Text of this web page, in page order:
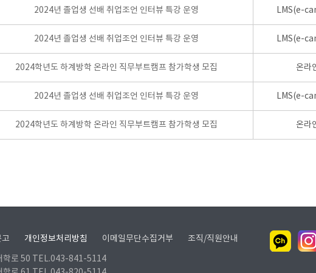
2024년 졸업생 선배 취업조언 인터뷰 특강 운영 LMS(e-
2024년 졸업생 선배 취업조언 인터뷰 특강 운영 LMS(e-
2024학년도 하계방학 온라인 직무부트캠프 참가학생 모집 온라
2024년 졸업생 선배 취업조언 인터뷰 특강 운영 LMS(e-
2024학년도 하계방학 온라인 직무부트캠프 참가학생 모집 온라
개인정보처리방침 이메일무단수집거부 조직/직원안내
학로 50 TEL.043-841-5114